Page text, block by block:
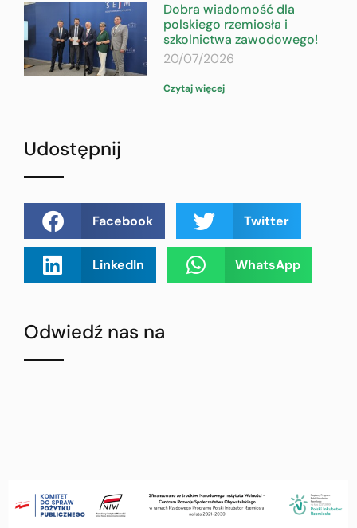
Dobra wiadomość dla
polskiego rzemiosła i
szkolnictwa zawodowego!
20/07/2026
Czytaj więcej
Udostępnij
Facebook Twitter
LinkedIn WhatsApp
Odwiedź nas na